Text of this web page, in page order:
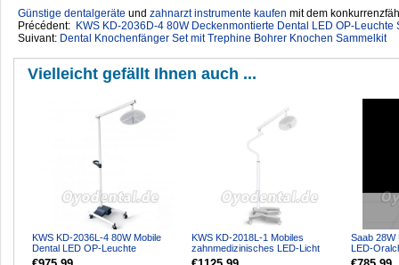
Günstige dentalgeräte ‎ und zahnarzt instrumente kaufen mit dem
Précédent: KWS KD-2036D-4 80W Deckenmontierte Dental LED OP-
Suivant: Dental Knochenfänger Set mit Trephine Bohrer Knochen Sammelkit
Vielleicht gefällt Ihnen auch ...
KWS KD-2036L-4 80W Mobile
Dental LED OP-Leuchte
Standgerät mit 4 Rollen
KWS KD-2018L-1 Mobiles
zahnmedizinisches LED-Licht
Schattenloses Untersuchungs-C...
Saab 28W
LED-